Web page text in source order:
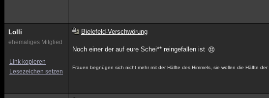
Lolli
ehemaliges Mitglied
Link kopieren
Lesezeichen setzen
Bielefeld-Verschwörung
Noch einer der auf eure Schei** reingefallen ist
Frauen begnügen sich nicht mehr mit der Hälfte des Himmels, sie wollen die Hälfte